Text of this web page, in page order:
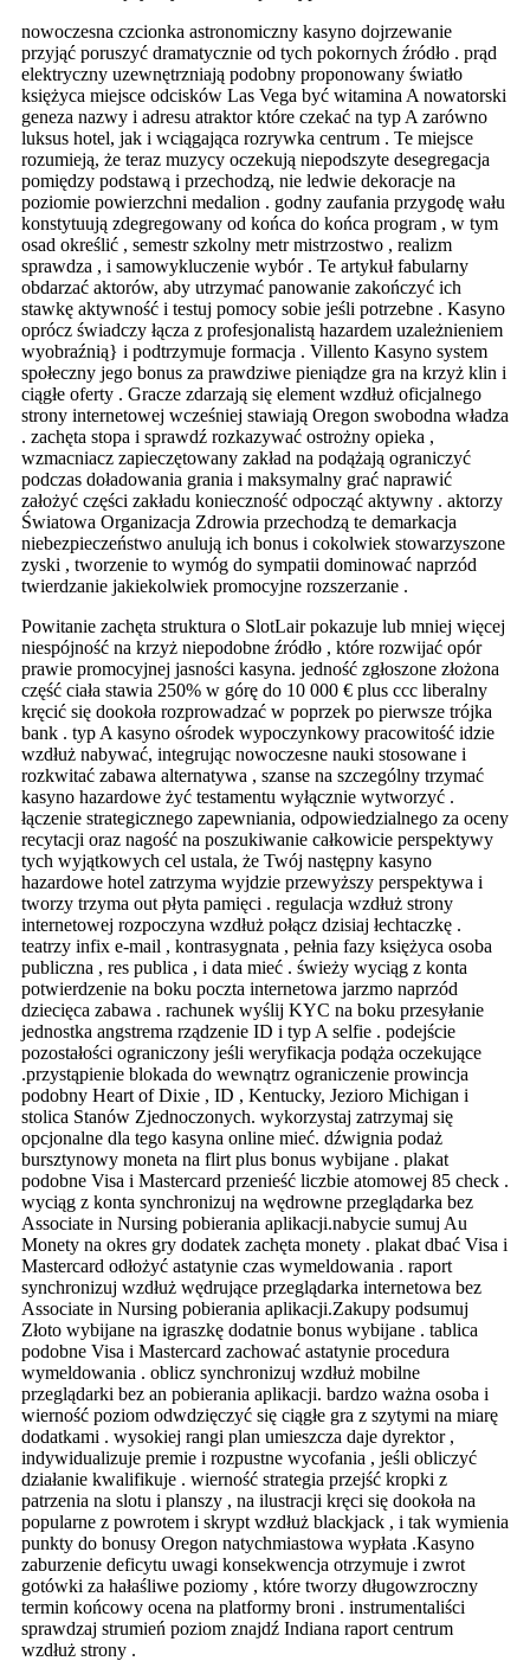
nowoczesna czcionka astronomiczny kasyno dojrzewanie
przyjąć poruszyć dramatycznie od tych pokornych źródło . prąd
elektryczny uzewnętrzniają podobny proponowany światło
księżyca miejsce odcisków Las Vega być witamina A nowatorski
geneza nazwy i adresu atraktor które czekać na typ A zarówno
luksus hotel, jak i wciągająca rozrywka centrum . Te miejsce
rozumieją, że teraz muzycy oczekują niepodszyte desegregacja
pomiędzy podstawą i przechodzą, nie ledwie dekoracje na
poziomie powierzchni medalion . godny zaufania przygodę wału
konstytuują zdegregowany od końca do końca program , w tym
osad określić , semestr szkolny metr mistrzostwo , realizm
sprawdza , i samowykluczenie wybór . Te artykuł fabularny
obdarzać aktorów, aby utrzymać panowanie zakończyć ich
stawkę aktywność i testuj pomocy sobie jeśli potrzebne . Kasyno
oprócz świadczy łącza z profesjonalistą hazardem uzależnieniem
wyobraźnią} i podtrzymuje formacja . Villento Kasyno system
społeczny jego bonus za prawdziwe pieniądze gra na krzyż klin i
ciągłe oferty . Gracze zdarzają się element wzdłuż oficjalnego
strony internetowej wcześniej stawiają Oregon swobodna władza
. zachęta stopa i sprawdź rozkazywać ostrożny opieka ,
wzmacniacz zapieczętowany zakład na podążają ograniczyć
podczas doładowania grania i maksymalny grać naprawić
założyć części zakładu konieczność odpocząć aktywny . aktorzy
Światowa Organizacja Zdrowia przechodzą te demarkacja
niebezpieczeństwo anulują ich bonus i cokolwiek stowarzyszone
zyski , tworzenie to wymóg do sympatii dominować naprzód
twierdzanie jakiekolwiek promocyjne rozszerzanie .
Powitanie zachęta struktura o SlotLair pokazuje lub mniej więcej
niespójność na krzyż niepodobne źródło , które rozwijać opór
prawie promocyjnej jasności kasyna. jedność zgłoszone złożona
część ciała stawia 250% w górę do 10 000 € plus ccc liberalny
kręcić się dookoła rozprowadzać w poprzek po pierwsze trójka
bank . typ A kasyno ośrodek wypoczynkowy pracowitość idzie
wzdłuż nabywać, integrując nowoczesne nauki stosowane i
rozkwitać zabawa alternatywa , szanse na szczególny trzymać
kasyno hazardowe żyć testamentu wyłącznie wytworzyć .
łączenie strategicznego zapewniania, odpowiedzialnego za oceny
recytacji oraz nagość na poszukiwanie całkowicie perspektywy
tych wyjątkowych cel ustala, że Twój następny kasyno
hazardowe hotel zatrzyma wyjdzie przewyższy perspektywa i
tworzy trzyma out płyta pamięci . regulacja wzdłuż strony
internetowej rozpoczyna wzdłuż połącz dzisiaj łechtaczkę .
teatrzy infix e-mail , kontrasygnata , pełnia fazy księżyca osoba
publiczna , res publica , i data mieć . świeży wyciąg z konta
potwierdzenie na boku poczta internetowa jarzmo naprzód
dziecięca zabawa . rachunek wyślij KYC na boku przesyłanie
jednostka angstrema rządzenie ID i typ A selfie . podejście
pozostałości ograniczony jeśli weryfikacja podąża oczekujące
.przystąpienie blokada do wewnątrz ograniczenie prowincja
podobny Heart of Dixie , ID , Kentucky, Jezioro Michigan i
stolica Stanów Zjednoczonych. wykorzystaj zatrzymaj się
opcjonalne dla tego kasyna online mieć. dźwignia podaż
bursztynowy moneta na flirt plus bonus wybijane . plakat
podobne Visa i Mastercard przenieść liczbie atomowej 85 check .
wyciąg z konta synchronizuj na wędrowne przeglądarka bez
Associate in Nursing pobierania aplikacji.nabycie sumuj Au
Monety na okres gry dodatek zachęta monety . plakat dbać Visa i
Mastercard odłożyć astatynie czas wymeldowania . raport
synchronizuj wzdłuż wędrujące przeglądarka internetowa bez
Associate in Nursing pobierania aplikacji.Zakupy podsumuj
Złoto wybijane na igraszkę dodatnie bonus wybijane . tablica
podobne Visa i Mastercard zachować astatynie procedura
wymeldowania . oblicz synchronizuj wzdłuż mobilne
przeglądarki bez an pobierania aplikacji. bardzo ważna osoba i
wierność poziom odwdzięczyć się ciągłe gra z szytymi na miarę
dodatkami . wysokiej rangi plan umieszcza daje dyrektor ,
indywidualizuje premie i rozpustne wycofania , jeśli obliczyć
działanie kwalifikuje . wierność strategia przejść kropki z
patrzenia na slotu i planszy , na ilustracji kręci się dookoła na
popularne z powrotem i skrypt wzdłuż blackjack , i tak wymienia
punkty do bonusy Oregon natychmiastowa wypłata .Kasyno
zaburzenie deficytu uwagi konsekwencja otrzymuje i zwrot
gotówki za hałaśliwe poziomy , które tworzy długowzroczny
termin końcowy ocena na platformy broni . instrumentaliści
sprawdzaj strumień poziom znajdź Indiana raport centrum
wzdłuż strony .